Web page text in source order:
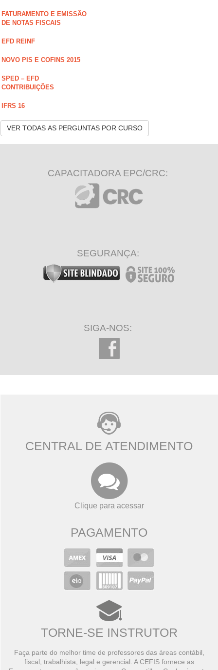
FATURAMENTO E EMISSÃO
DE NOTAS FISCAIS
EFD REINF
NOVO PIS E COFINS 2015
SPED – EFD
CONTRIBUIÇÕES
IFRS 16
VER TODAS AS PERGUNTAS POR CURSO
CAPACITADORA EPC/CRC:
SEGURANÇA:
SIGA-NOS:
CENTRAL DE ATENDIMENTO
Clique para acessar
PAGAMENTO
TORNE-SE INSTRUTOR
Faça parte do melhor time de professores das áreas contábil,
fiscal, trabalhista, legal e gerencial. A CEFIS fornece as